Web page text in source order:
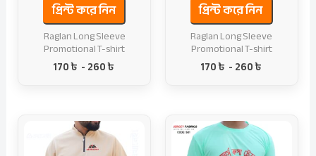
প্রিন্ট করে নিন
Raglan Long Sleeve
Promotional T-shirt
170৳ -260৳
প্রিন্ট করে নিন
Raglan Long Sleeve
Promotional T-shirt
170৳ -260৳